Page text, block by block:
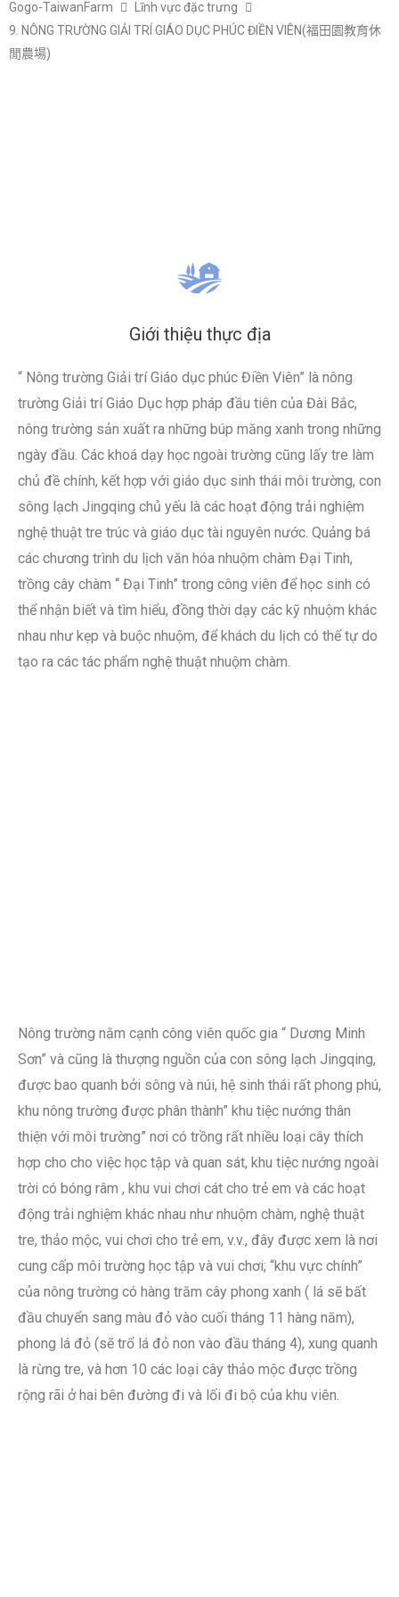
Gogo-TaiwanFarm
Lĩnh vực đặc trưng
9. NÔNG TRƯỜNG GIẢI TRÍ GIÁO DỤC PHÚC ĐIỀN VIÊN(福田園教育休
閒農場)
Giới thiệu thực địa
“ Nông trường Giải trí Giáo dục phúc Điền Viên” là nông
trường Giải trí Giáo Dục hợp pháp đầu tiên của Đài Bắc,
nông trường sản xuất ra những búp măng xanh trong những
ngày đầu. Các khoá dạy học ngoài trường cũng lấy tre làm
chủ đề chính, kết hợp với giáo dục sinh thái môi trường, con
sông lạch Jingqing chủ yếu là các hoạt động trải nghiệm
nghệ thuật tre trúc và giáo dục tài nguyên nước. Quảng bá
các chương trình du lịch văn hóa nhuộm chàm Đại Tinh,
trồng cây chàm “ Đại Tinh” trong công viên để học sinh có
thể nhận biết và tìm hiểu, đồng thời dạy các kỹ nhuộm khác
nhau như kẹp và buộc nhuộm, để khách du lịch có thể tự do
tạo ra các tác phẩm nghệ thuật nhuộm chàm.
Nông trường nằm cạnh công viên quốc gia “ Dương Minh
Sơn” và cũng là thượng nguồn của con sông lạch Jingqing,
được bao quanh bởi sông và núi, hệ sinh thái rất phong phú,
khu nông trường được phân thành” khu tiệc nướng thân
thiện với môi trường” nơi có trồng rất nhiều loại cây thích
hợp cho cho việc học tập và quan sát, khu tiệc nướng ngoài
trời có bóng râm , khu vui chơi cát cho trẻ em và các hoạt
động trải nghiệm khác nhau như nhuộm chàm, nghệ thuật
tre, thảo mộc, vui chơi cho trẻ em, v.v., đây được xem là nơi
cung cấp môi trường học tập và vui chơi; “khu vực chính”
của nông trường có hàng trăm cây phong xanh ( lá sẽ bất
đầu chuyển sang màu đỏ vào cuối tháng 11 hàng năm),
phong lá đỏ (sẽ trổ lá đỏ non vào đầu tháng 4), xung quanh
là rừng tre, và hơn 10 các loại cây thảo mộc được trồng
rộng rãi ở hai bên đường đi và lối đi bộ của khu viên.